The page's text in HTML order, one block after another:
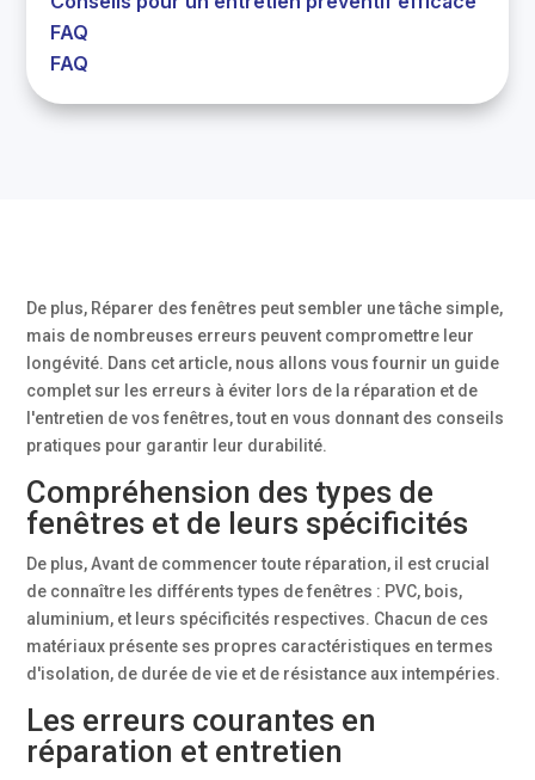
FAQ
FAQ
De plus, Réparer des fenêtres peut sembler une tâche simple,
mais de nombreuses erreurs peuvent compromettre leur
longévité. Dans cet article, nous allons vous fournir un guide
complet sur les erreurs à éviter lors de la réparation et de
l'entretien de vos fenêtres, tout en vous donnant des conseils
pratiques pour garantir leur durabilité.
Compréhension des types de
fenêtres et de leurs spécificités
De plus, Avant de commencer toute réparation, il est crucial
de connaître les différents types de fenêtres : PVC, bois,
aluminium, et leurs spécificités respectives. Chacun de ces
matériaux présente ses propres caractéristiques en termes
d'isolation, de durée de vie et de résistance aux intempéries.
Les erreurs courantes en
réparation et entretien